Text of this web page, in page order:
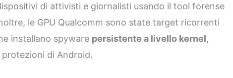
di attivisti e giornalisti usando il tool forense
le GPU Qualcomm sono state target ricorrenti
installano spyware persistente a livello kernel,
di Android.